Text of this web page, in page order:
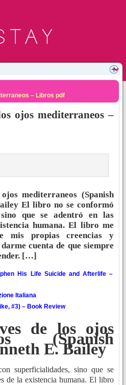
– Libros pdf
ojos mediterraneos –
mediterraneos (Spanish
El libro no se conformó
que se adentró en las
humana. El libro me
mis propias creencias y
cuenta de que siempre
[…]
His Life Suicide and Afterlife –
Italiana
#3) – Book Review
de los ojos
(Spanish
E. Bailey
superficialidades, sino que se
de la existencia humana. El libro